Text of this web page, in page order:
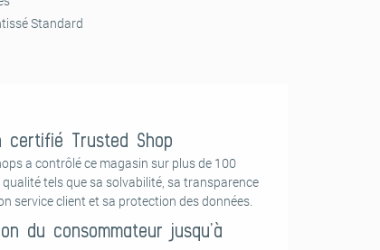
Standard
certifié Trusted Shop
a contrôlé ce magasin sur plus de 100
tels que sa solvabilité, sa transparence
service client et sa protection des données.
du consommateur jusqu’à